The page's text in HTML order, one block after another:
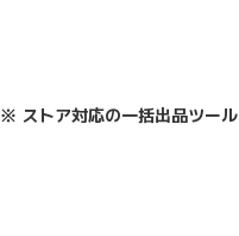
※ ストア対応の一括出品ツール